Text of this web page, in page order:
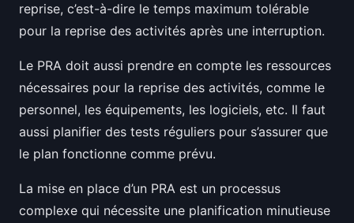
reprise, c’est-à-dire le temps maximum tolérable
pour la reprise des activités après une interruption.
Le PRA doit aussi prendre en compte les ressources
nécessaires pour la reprise des activités, comme le
personnel, les équipements, les logiciels, etc. Il faut
aussi planifier des tests réguliers pour s’assurer que
le plan fonctionne comme prévu.
La mise en place d’un PRA est un processus
complexe qui nécessite une planification minutieuse